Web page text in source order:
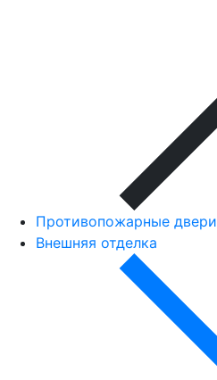
Противопожарные двери
Внешняя отделка